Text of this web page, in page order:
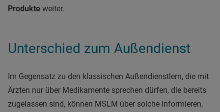
Produkte weiter.
Unterschied zum Außendienst
Im Gegensatz zu den klassischen Außendienstlern, die mit
Ärzten nur über Medikamente sprechen dürfen, die bereits
zugelassen sind, können MSLM über solche informieren,